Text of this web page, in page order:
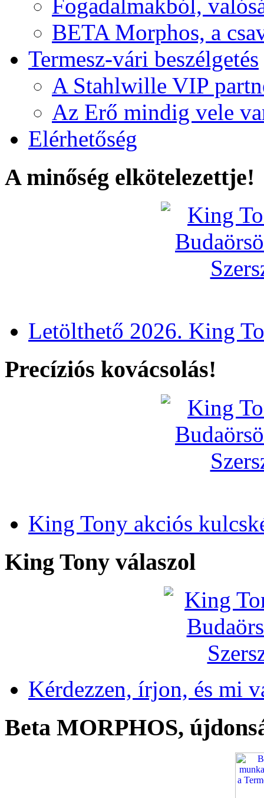
Fogadalmakból,
BETA Morphos, a
Termesz-vári beszélgetés
A Stahlwille VIP
Az Erő mindig vele
Elérhetőség
A minőség elkötelezettje!
Letölthető 2026. King
Precíziós kovácsolás!
King Tony akciós
King Tony válaszol
Kérdezzen, írjon, és mi
Beta MORPHOS,